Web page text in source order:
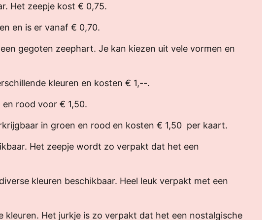
Het zeepje kost € 0,75.
en is er vanaf € 0,70.
gegoten zeephart. Je kan kiezen uit vele vormen en
kleuren en kosten € 1,--.
rood voor € 1,50.
in groen en rood en kosten € 1,50 per kaart.
Het zeepje wordt zo verpakt dat het een
kleuren beschikbaar. Heel leuk verpakt met een
Het jurkje is zo verpakt dat het een nostalgische